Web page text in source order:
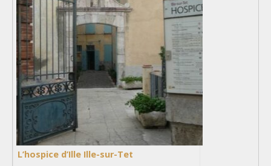
L’hospice d’Ille Ille-sur-Tet